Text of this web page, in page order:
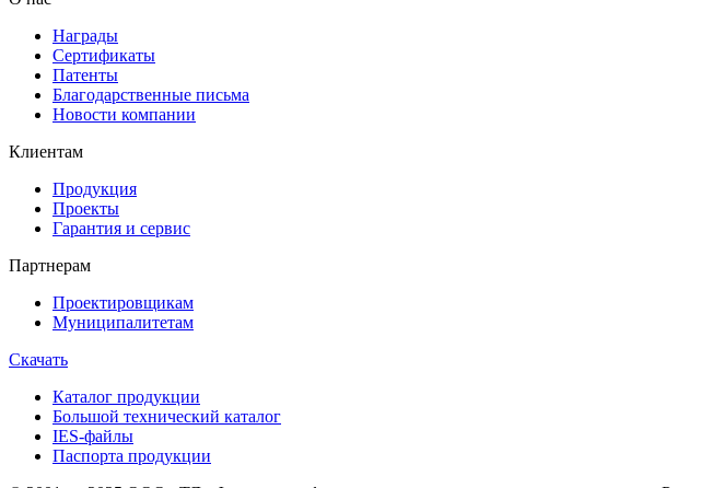
Награды
Сертификаты
Патенты
Благодарственные письма
Новости компании
Клиентам
Продукция
Проекты
Гарантия и сервис
Партнерам
Проектировщикам
Муниципалитетам
Скачать
Каталог продукции
Большой технический каталог
IES-файлы
Паспорта продукции